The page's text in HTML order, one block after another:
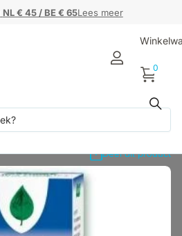
NL € 45 / BE € 65Lees meer
NL € 45 / BE € 65
0
Deel dit product